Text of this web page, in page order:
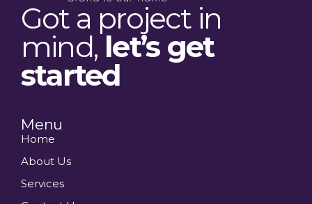
Got a project in
mind, let’s get
started
Menu
Home
About Us
Services